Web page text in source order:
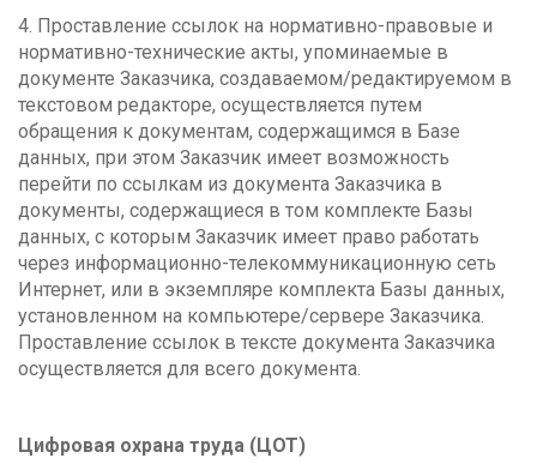
4. Проставление ссылок на нормативно-правовые и
нормативно-технические акты, упоминаемые в
документе Заказчика, создаваемом/редактируемом в
текстовом редакторе, осуществляется путем
обращения к документам, содержащимся в Базе
данных, при этом Заказчик имеет возможность
перейти по ссылкам из документа Заказчика в
документы, содержащиеся в том комплекте Базы
данных, с которым Заказчик имеет право работать
через информационно-телекоммуникационную сеть
Интернет, или в экземпляре комплекта Базы данных,
установленном на компьютере/сервере Заказчика.
Проставление ссылок в тексте документа Заказчика
осуществляется для всего документа.
Цифровая охрана труда (ЦОТ)